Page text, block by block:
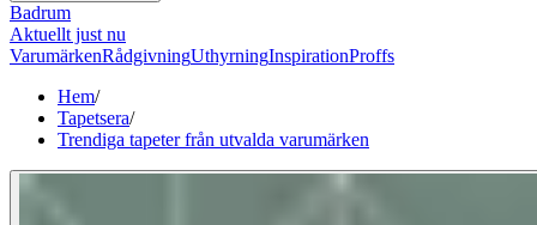
Badrum
Aktuellt just nu
VarumärkenRådgivningUthyrningInspirationProffs
Hem/
Tapetsera/
Trendiga tapeter från utvalda varumärken